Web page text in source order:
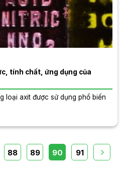
tính chất, ứng dụng của
loại axit được sử dụng phổ biến
88 89 90 91